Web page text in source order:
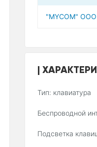
"MYCOM" ООО
Тип: клавиатура
Беспроводной
Подсветка